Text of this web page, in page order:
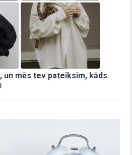
mēs tev pateiksim, kāds